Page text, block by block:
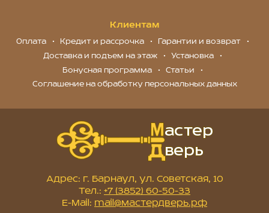
Клиентам
Оплата Кредит и рассрочка
Гарантии и возврат
Доставка и подъем на этаж
Установка
Бонусная программа
Статьи
Соглашение на обработку персональных данных
Адрес: г. Барнаул, ул. Советская, 10
Тел.: +7 (3852) 60-50-33
E-Mail: mail@мастердверь.рф